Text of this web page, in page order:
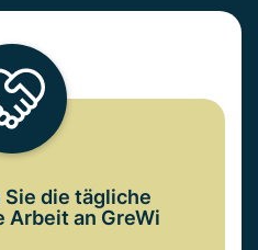
die tägliche
an GreWi